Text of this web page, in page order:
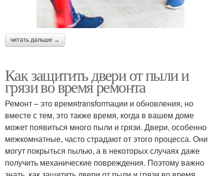
читать дальше →
Как защитить двери от пыли и
грязи во время ремонта
Ремонт – это времяtransformации и обновления, но
вместе с тем, это также время, когда в вашем доме
может появиться много пыли и грязи. Двери, особенно
межкомнатные, часто страдают от этого процесса. Они
могут покрыться пылью, а в некоторых случаях даже
получить механические повреждения. Поэтому важно